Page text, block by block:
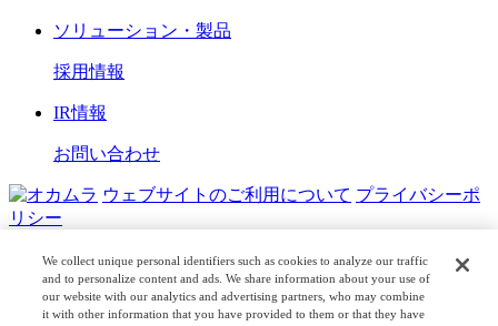
ソリューション・製品
採用情報
IR情報
お問い合わせ
ウェブサイトのご利用について プライバシーポ
リシー
COPYRIGHT © OKAMURA CORPORATION. ALL RIGHTS
RESERVED.
日本公式 企業広報
We collect unique personal identifiers such as cookies to analyze our traffic
and to personalize content and ads. We share information about your use of
our website with our analytics and advertising partners, who may combine
it with other information that you have provided to them or that they have